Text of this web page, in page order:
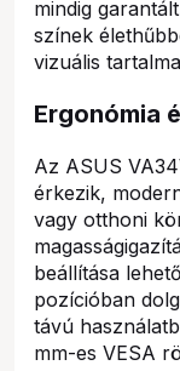
mindig
színek
vizuális
Ergonómia
Az ASUS
érkezik,
vagy otthoni
beállítása
pozícióban
távú
mm-es VESA